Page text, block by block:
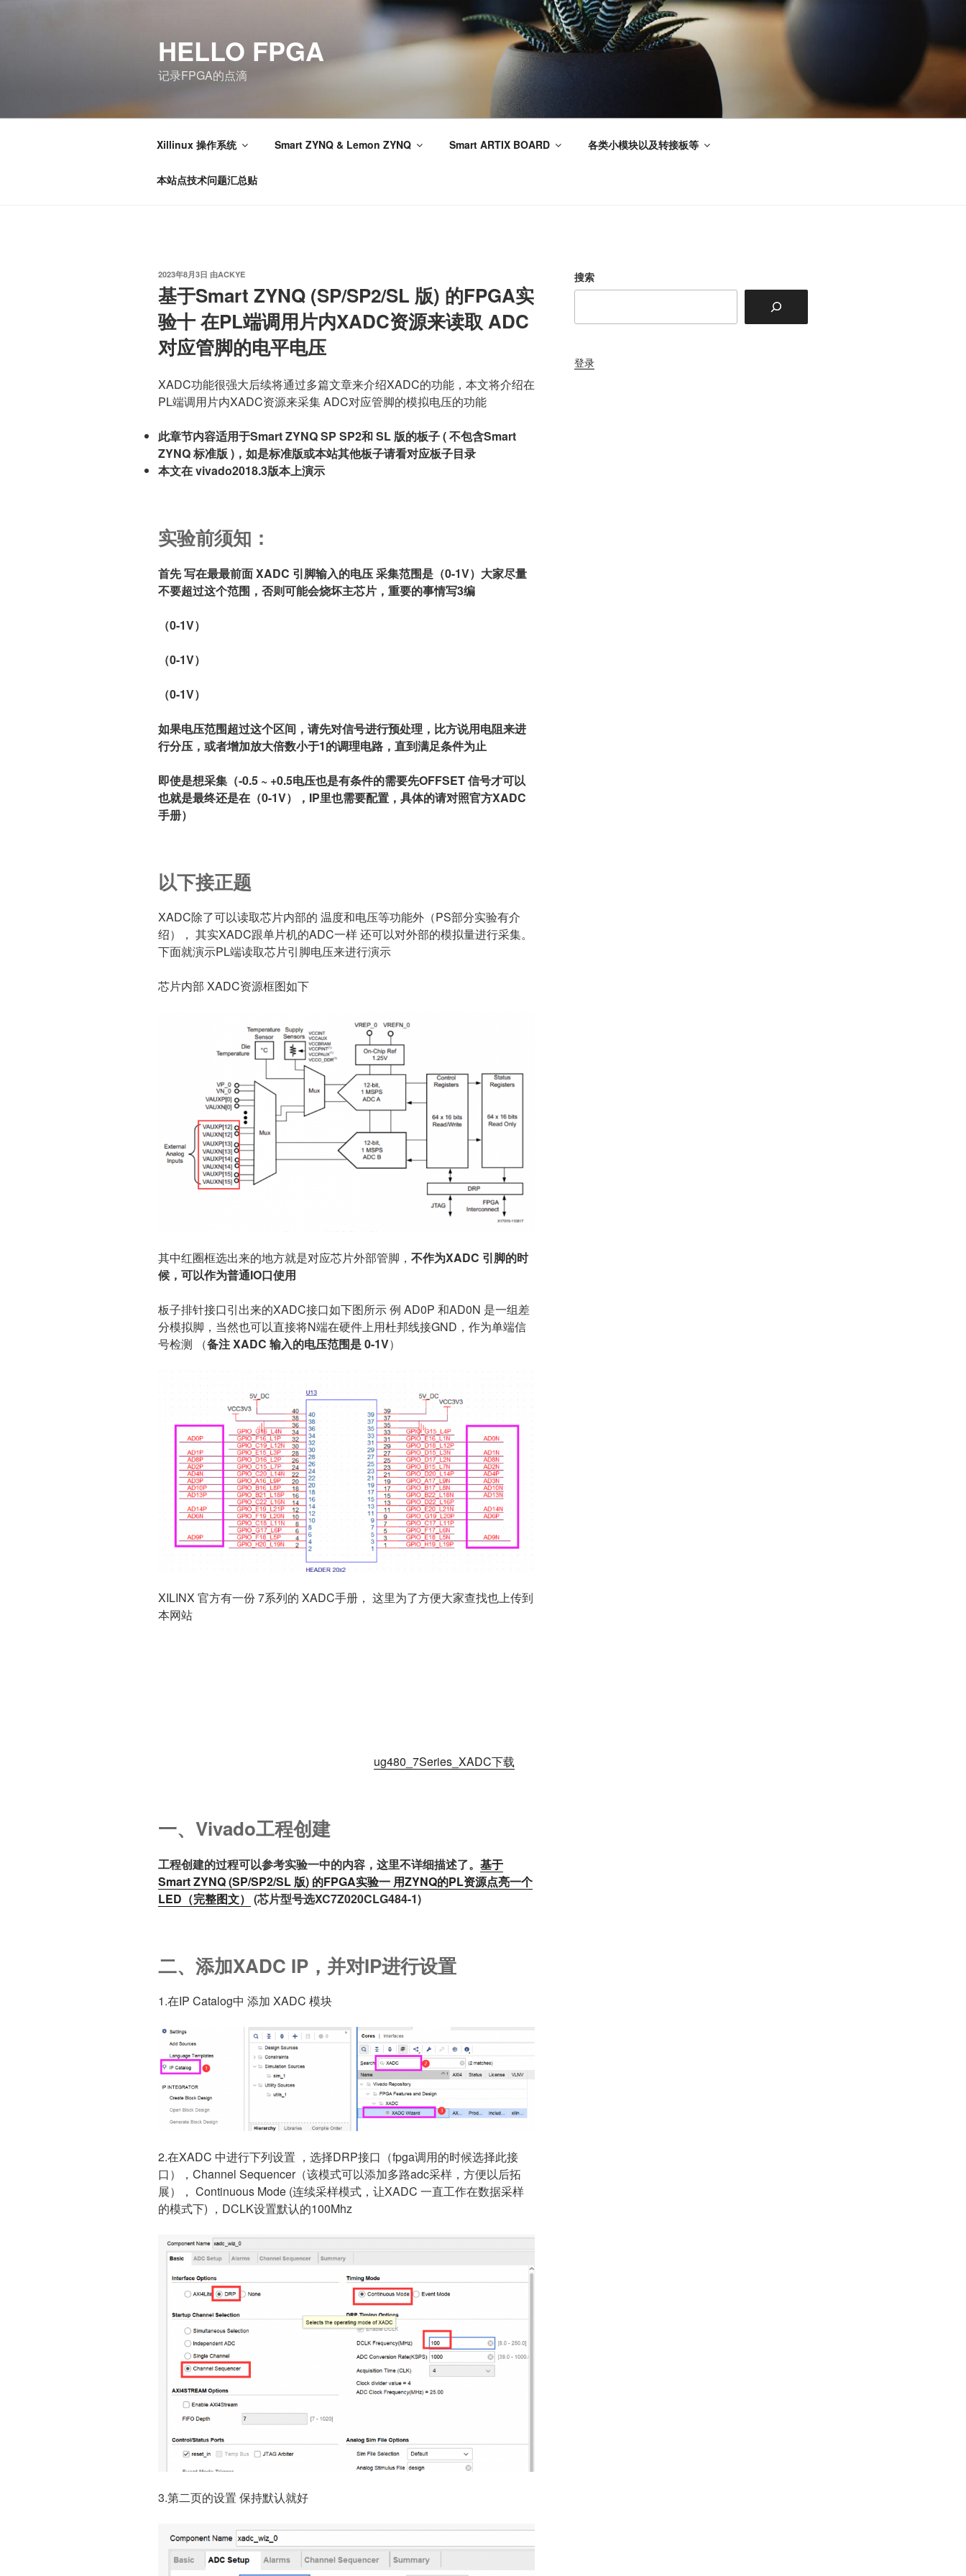
HELLO FPGA
记录FPGA的点滴
Xillinux 操作系统 Smart ZYNQ & Lemon ZYNQ Smart ARTIX BOARD 各类小模块以及转接板等
本站点技术问题汇总贴
发
布
于
2023年8月3日 由ACKYE
基于Smart ZYNQ (SP/SP2/SL 版) 的FPGA实
验十 在PL端调用片内XADC资源来读取 ADC
对应管脚的电平电压
XADC功能很强大后续将通过多篇文章来介绍XADC的功能，本文将介绍在
PL端调用片内XADC资源来采集 ADC对应管脚的模拟电压的功能
此章节内容适用于Smart ZYNQ SP SP2和 SL 版的板子 ( 不包含Smart
ZYNQ 标准版 )，如是标准版或本站其他板子请看对应板子目录
本文在 vivado2018.3版本上演示
实验前须知：
首先 写在最最前面 XADC 引脚输入的电压 采集范围是（0-1V）大家尽量
不要超过这个范围，否则可能会烧坏主芯片，重要的事情写3编
（0-1V）
（0-1V）
（0-1V）
如果电压范围超过这个区间，请先对信号进行预处理，比方说用电阻来进
行分压，或者增加放大倍数小于1的调理电路，直到满足条件为止
即使是想采集（-0.5 ~ +0.5电压也是有条件的需要先OFFSET 信号才可以
也就是最终还是在（0-1V），IP里也需要配置，具体的请对照官方XADC
手册）
以下接正题
XADC除了可以读取芯片内部的 温度和电压等功能外（PS部分实验有介
绍）， 其实XADC跟单片机的ADC一样 还可以对外部的模拟量进行采集。
下面就演示PL端读取芯片引脚电压来进行演示
芯片内部 XADC资源框图如下
其中红圈框选出来的地方就是对应芯片外部管脚， 不作为XADC 引脚的时
候，可以作为普通IO口使用
板子排针接口引出来的XADC接口如下图所示 例 AD0P 和AD0N 是一组差
分模拟脚，当然也可以直接将N端在硬件上用杜邦线接GND，作为单端信
号检测 （备注 XADC 输入的电压范围是 0-1V）
XILINX 官方有一份 7系列的 XADC手册， 这里为了方便大家查找也上传到
本网站
ug480_7Series_XADC下载
一、Vivado工程创建
工程创建的过程可以参考实验一中的内容，这里不详细描述了。 基于
Smart ZYNQ (SP/SP2/SL 版) 的FPGA实验一 用ZYNQ的PL资源点亮一个
LED（完整图文） (芯片型号选XC7Z020CLG484-1)
二、添加XADC IP，并对IP进行设置
1.在IP Catalog中 添加 XADC 模块
2.在XADC 中进行下列设置 ，选择DRP接口（fpga调用的时候选择此接
口），Channel Sequencer（该模式可以添加多路adc采样，方便以后拓
展）， Continuous Mode (连续采样模式，让XADC 一直工作在数据采样
的模式下) ，DCLK设置默认的100Mhz
3.第二页的设置 保持默认就好
搜索
登录